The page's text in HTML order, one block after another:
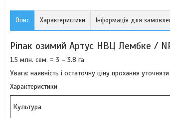
Опис Характеристики Інформація для
Ріпак озимий Артус НВЦ Лембке /
1.5 млн. сем. = 3 – 3.8 га
Увага: наявність і остаточну ціну прохання
Характеристики
Культура